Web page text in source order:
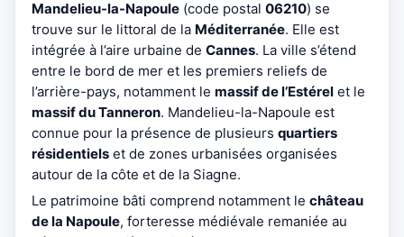
Mandelieu-la-Napoule (code postal 06210) se
trouve sur le littoral de la Méditerranée. Elle est
intégrée à l’aire urbaine de Cannes. La ville s’étend
entre le bord de mer et les premiers reliefs de
l’arrière-pays, notamment le massif de l’Estérel et le
massif du Tanneron. Mandelieu-la-Napoule est
connue pour la présence de plusieurs quartiers
résidentiels et de zones urbanisées organisées
autour de la côte et de la Siagne.
Le patrimoine bâti comprend notamment le château
de la Napoule, forteresse médiévale remaniée au